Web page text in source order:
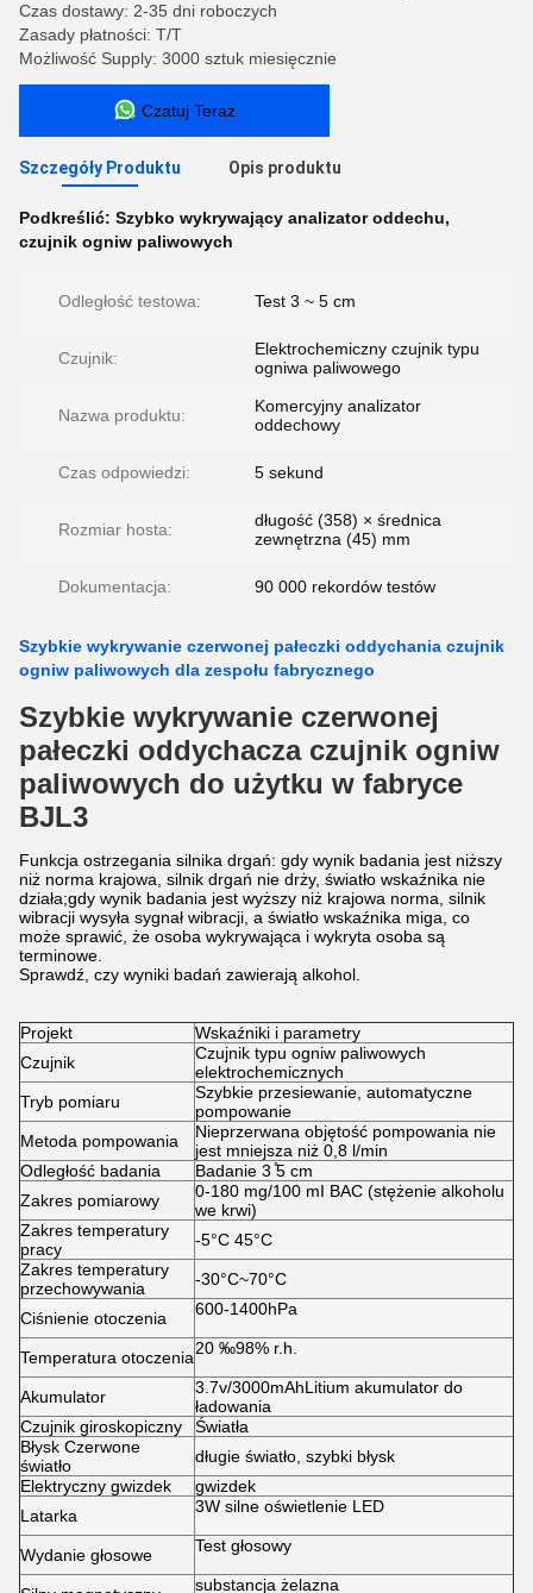
Czas dostawy: 2-35 dni roboczych
Zasady płatności: T/T
Możliwość Supply: 3000 sztuk miesięcznie
Czatuj Teraz
Szczegóły Produktu Opis produktu
Podkreślić: Szybko wykrywający analizator oddechu,
czujnik ogniw paliwowych
Odległość testowa: Test 3 ~ 5 cm
Czujnik:
Elektrochemiczny czujnik typu
ogniwa paliwowego
Nazwa produktu:
Komercyjny analizator
oddechowy
Czas odpowiedzi: 5 sekund
Rozmiar hosta:
długość (358) × średnica
zewnętrzna (45) mm
Dokumentacja: 90 000 rekordów testów
Szybkie wykrywanie czerwonej pałeczki oddychania czujnik
ogniw paliwowych dla zespołu fabrycznego
Szybkie wykrywanie czerwonej
pałeczki oddychacza czujnik ogniw
paliwowych do użytku w fabryce
BJL3
Funkcja ostrzegania silnika drgań: gdy wynik badania jest niższy
niż norma krajowa, silnik drgań nie drży, światło wskaźnika nie
działa;gdy wynik badania jest wyższy niż krajowa norma, silnik
wibracji wysyła sygnał wibracji, a światło wskaźnika miga, co
może sprawić, że osoba wykrywająca i wykryta osoba są
terminowe.
Sprawdź, czy wyniki badań zawierają alkohol.
Projekt
Wskaźniki i parametry
Czujnik
Czujnik typu ogniw paliwowych
elektrochemicznych
Tryb pomiaru
Szybkie przesiewanie, automatyczne
pompowanie
Metoda pompowania
Nieprzerwana objętość pompowania nie
jest mniejsza niż 0,8 l/min
Odległość badania
Badanie 3 ̊5 cm
Zakres pomiarowy
0-180 mg/100 mI BAC (stężenie alkoholu
we krwi)
Zakres temperatury
pracy
-5°C 45°C
Zakres temperatury
przechowywania
-30°C~70°C
Ciśnienie otoczenia 600-1400hPa
Temperatura otoczenia20 ‰98% r.h.
Akumulator
3.7v/3000mAhLitium akumulator do
ładowania
Czujnik giroskopiczny
Światła
Błysk Czerwone
światło
długie światło, szybki błysk
Elektryczny gwizdek
gwizdek
Latarka
3W silne oświetlenie LED
Wydanie głosowe Test głosowy
substancja żelazna